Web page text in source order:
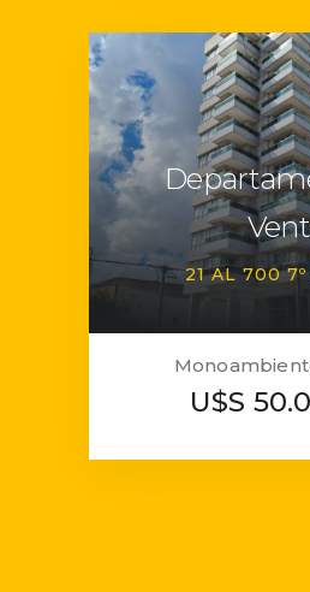
21 AL 700
U$S